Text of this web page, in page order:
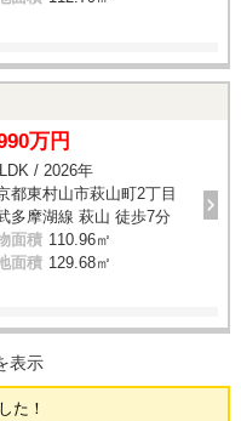
万円
/ 2026年
都東村山市萩山町2丁目
多摩湖線 萩山 徒歩7分
面積 110.96㎡
面積 129.68㎡
表示
た！